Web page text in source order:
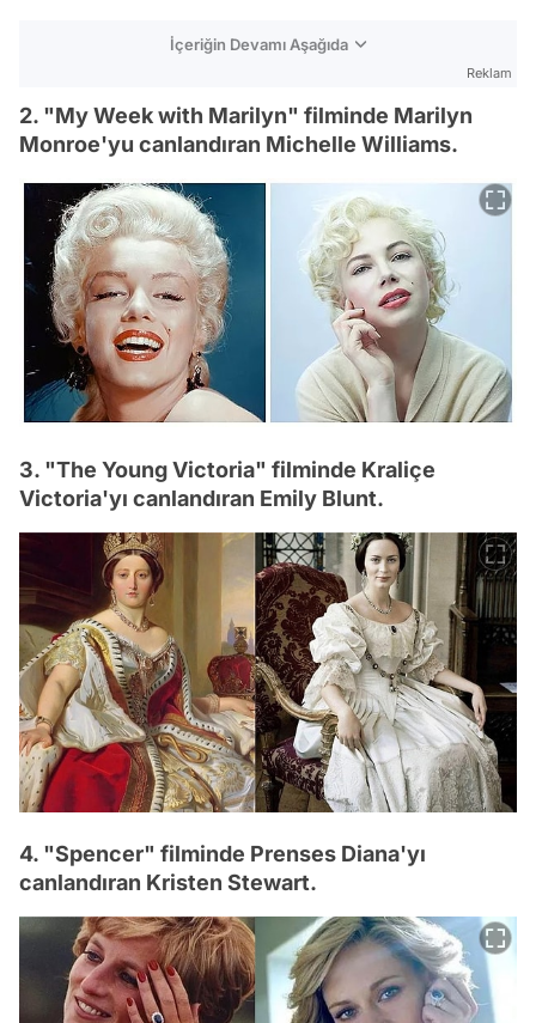
İçeriğin Devamı Aşağıda
Reklam
2. "My Week with Marilyn" filminde Marilyn
Monroe'yu canlandıran Michelle Williams.
3. "The Young Victoria" filminde Kraliçe
Victoria'yı canlandıran Emily Blunt.
4. "Spencer" filminde Prenses Diana'yı
canlandıran Kristen Stewart.